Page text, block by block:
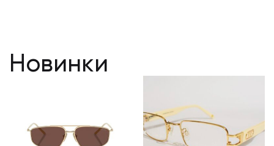
Новинки